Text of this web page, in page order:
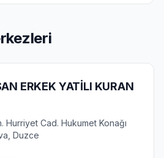
ERKEK YATİLI KURAN
Hurriyet Cad. Hukumet Konağı
Duzce